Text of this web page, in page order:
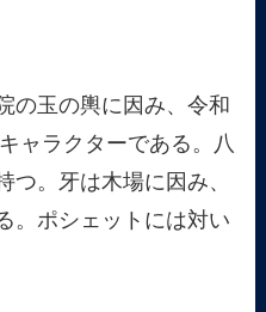
の玉の輿に因み、令和
ャラクターである。八
つ。牙は木場に因み、
。ポシェットには対い